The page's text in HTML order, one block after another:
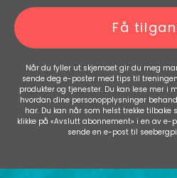
Få
Når du fyller ut skjemaet gir du meg
sende deg e-poster med tips til
produkter og tjenester. Du kan lese mer i
hvordan dine personopplysninger
har. Du kan når som helst trekke tilbake
klikke på «Avslutt abonnement» i en av
sende en e-post til